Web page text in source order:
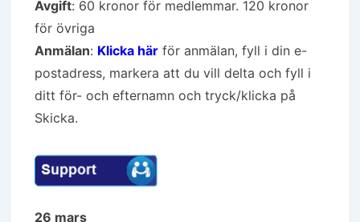
Avgift: 60 kronor för medlemmar. 120 kronor
för övriga
Anmälan: Klicka här för anmälan, fyll i din e-
postadress, markera att du vill delta och fyll i
ditt för- och efternamn och tryck/klicka på
Skicka.
26 mars